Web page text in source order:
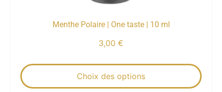
Menthe Polaire | One taste | 10 ml
3,00 €
Choix des options